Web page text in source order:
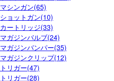
マシンガン(65)
ショットガン(10)
カートリッジ(33)
マガジンバルブ(24)
マガジンバンパー(35)
マガジンクリップ(12)
トリガー(47)
トリガー(28)